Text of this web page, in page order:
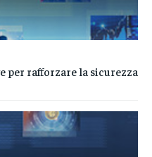
per rafforzare la sicurezza